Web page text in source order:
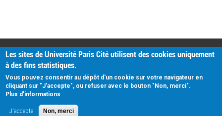
PRATIQUE
Plan d'accès
Intranet
Mentions légales
Données personnelles
Les sites de Université Paris Cité utilisent des cookies uniquement
à des fins statistiques.
Vous pouvez consentir au dépôt d'un cookie sur votre navigateur en
cliquant sur "J'accepte", ou refuser avec le bouton "Non, merci".
Plus d'informations
J'accepte Non, merci